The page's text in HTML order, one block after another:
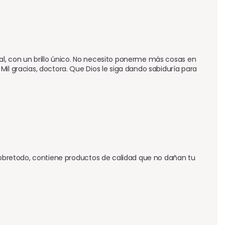
con un brillo único. No necesito ponerme más cosas en
gracias, doctora. Que Dios le siga dando sabiduría para
contiene productos de calidad que no dañan tu